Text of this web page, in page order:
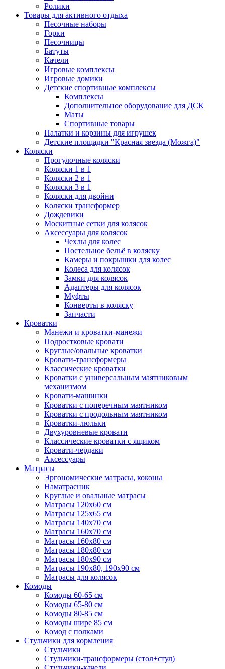
Ролики
Товары для активного отдыха
Песочные наборы
Горки
Песочницы
Батуты
Качели
Игровые комплексы
Игровые домики
Детские спортивные комплексы
Комплексы
Дополнительное оборудование для ДСК
Маты
Спортивные товары
Палатки и корзины для игрушек
Детские площадки "Красная звезда (Можга)"
Коляски
Прогулочные коляски
Коляски 1 в 1
Коляски 2 в 1
Коляски 3 в 1
Коляски для двойни
Коляски трансформер
Дождевики
Москитные сетки для колясок
Аксессуары для колясок
Чехлы для колес
Постельное бельё в коляску
Камеры и покрышки для колес
Колеса для колясок
Замки для колясок
Адаптеры для колясок
Муфты
Конверты в коляску
Запчасти
Кроватки
Манежи и кроватки-манежи
Подростковые кровати
Круглые/овальные кроватки
Кровати-трансформеры
Классические кроватки
Кроватки с универсальным маятниковым
механизмом
Кровати-машинки
Кроватки с поперечным маятником
Кроватки с продольным маятником
Кроватки-люльки
Двухуровневые кровати
Классические кроватки с ящиком
Кровати-чердаки
Аксессуары
Матрасы
Эргономические матрасы, коконы
Наматрасник
Круглые и овальные матрасы
Матрасы 120х60 см
Матрасы 125х65 см
Матрасы 140х70 см
Матрасы 160х70 см
Матрасы 160х80 см
Матрасы 180х80 см
Матрасы 180х90 см
Матрасы 190х80, 190х90 см
Матрасы для колясок
Комоды
Комоды 60-65 см
Комоды 65-80 см
Комоды 80-85 см
Комоды шире 85 см
Комод с полками
Стульчики для кормления
Стульчики
Стульчики-трансформеры (стол+стул)